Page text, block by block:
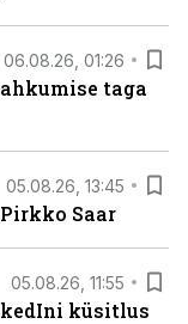
06.08.26, 01:26
taga
05.08.26, 13:45
Saar
05.08.26, 11:55
küsitlus